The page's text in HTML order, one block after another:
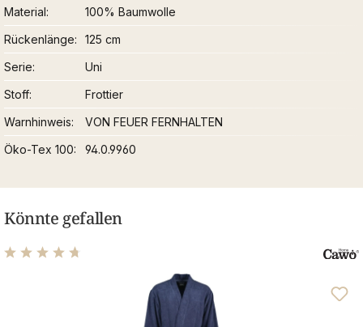
Material
100% Baumwolle
Rückenlänge
125 cm
Serie
Uni
Stoff
Frottier
Warnhinweis
VON FEUER FERNHALTEN
Öko-Tex 100
94.0.9960
Könnte gefallen
Durchschnittliche Bewertung von 4.82 von 5 Sternen